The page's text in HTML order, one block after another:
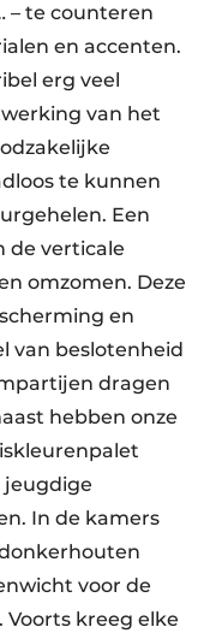
– te counteren
en accenten.
erg veel
van het
te kunnen
Een
de verticale
omzomen. Deze
en
van beslotenheid
dragen
hebben onze
jeugdige
In de kamers
voor de
kreeg elke